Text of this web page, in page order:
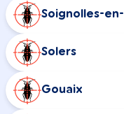
Soignolles-
Solers
Gouaix